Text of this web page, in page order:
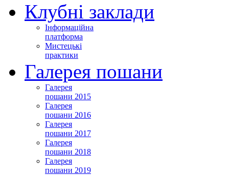
Клубні заклади
Інформаційна
платформа
Мистецькі
практики
Галерея пошани
Галерея
пошани 2015
Галерея
пошани 2016
Галерея
пошани 2017
Галерея
пошани 2018
Галерея
пошани 2019